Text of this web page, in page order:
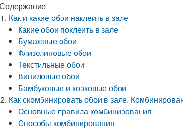
Содержание
Как и какие обои наклеить в зале
Какие обои поклеить в зале
Бумажные обои
Флизелиновые обои
Текстильные обои
Виниловые обои
Бамбуковые и корковые обои
Как скомбинировать обои в зале.
Основные правила комбинирования
Способы комбинирования